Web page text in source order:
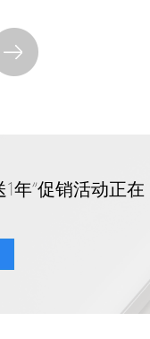
年”促销活动正在